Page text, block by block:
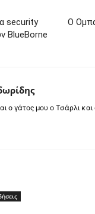
security
BlueBorne
Ο
ο γάτος μου ο Τσάρλι